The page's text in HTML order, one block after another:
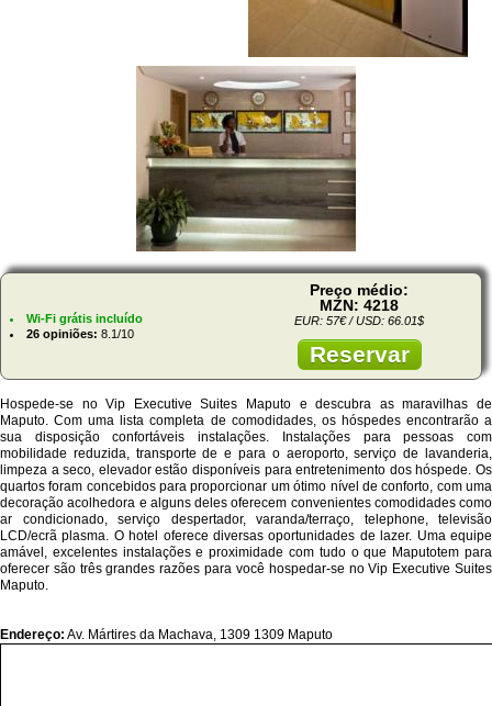
Wi-Fi grátis incluído
26 opiniões: 8.1/10
Preço médio:
MZN: 4218
EUR: 57€ / USD: 66.01$
Reservar
Hospede-se no Vip Executive Suites Maputo e descubra as maravilhas de
Maputo. Com uma lista completa de comodidades, os hóspedes encontrarão a
sua disposição confortáveis instalações. Instalações para pessoas com
mobilidade reduzida, transporte de e para o aeroporto, serviço de lavanderia,
limpeza a seco, elevador estão disponíveis para entretenimento dos hóspede. Os
quartos foram concebidos para proporcionar um ótimo nível de conforto, com uma
decoração acolhedora e alguns deles oferecem convenientes comodidades como
ar condicionado, serviço despertador, varanda/terraço, telephone, televisão
LCD/ecrã plasma. O hotel oferece diversas oportunidades de lazer. Uma equipe
amável, excelentes instalações e proximidade com tudo o que Maputotem para
oferecer são três grandes razões para você hospedar-se no Vip Executive Suites
Maputo.
Endereço: Av. Mártires da Machava, 1309 1309 Maputo